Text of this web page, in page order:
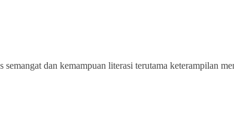
semangat dan kemampuan literasi terutama keterampilan